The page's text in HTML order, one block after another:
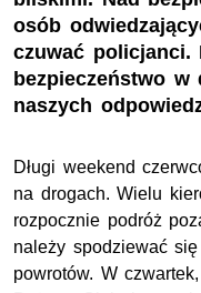
osób
czuwać policjanci.
bezpieczeństwo w
naszych
Długi weekend
na drogach. Wielu
rozpocznie podróż
należy spodziewać
powrotów. W